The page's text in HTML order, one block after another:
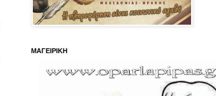
ΜΑΓΕΙΡΙΚΗ